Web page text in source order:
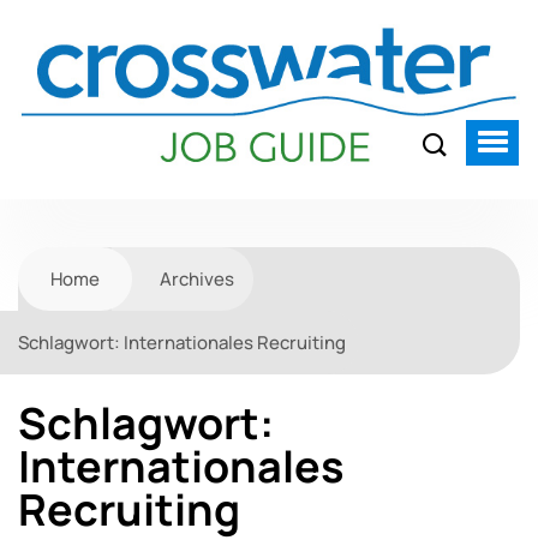
Home Archives
Schlagwort: Internationales Recruiting
Schlagwort:
Internationales
Recruiting